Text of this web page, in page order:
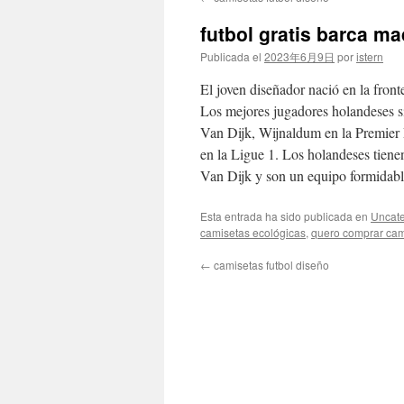
contenido
futbol gratis barca
Publicada el 2023年6月9日 poristern
El joven diseñador nació en la
Los mejores jugadores
Van Dijk, Wijnaldum en la Premier
en la Ligue 1. Los holandeses
Van Dijk y son un equipo
Esta entrada ha sido publicada en
camisetas ecológicas, quero comprar
← camisetas futbol diseño